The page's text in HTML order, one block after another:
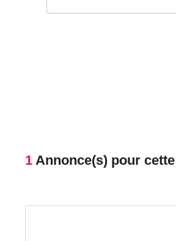
1 Annonce(s) pour